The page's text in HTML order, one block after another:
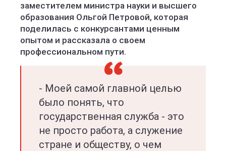
заместителем министра науки и высшего
образования Ольгой Петровой, которая
поделилась с конкурсантами ценным
опытом и рассказала о своем
профессиональном пути.
- Моей самой главной целью
было понять, что
государственная служба - это
не просто работа, а служение
стране и обществу, о чем